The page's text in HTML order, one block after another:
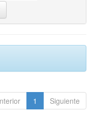
1 Siguiente